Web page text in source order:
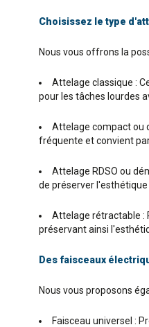
Choisissez le type
Nous vous offrons la
Attelage classique :
pour les tâches lourdes
Attelage compact ou
fréquente et convient
Attelage RDSO ou
de préserver l'esthétique
Attelage rétractable :
préservant ainsi
Des faisceaux
Nous vous proposons
Faisceau universel :